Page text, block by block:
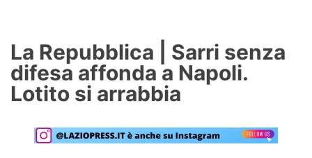
Formello
Infortuni
Primavera
La Repubblica | Sarri senza
difesa affonda a Napoli.
Lotito si arrabbia